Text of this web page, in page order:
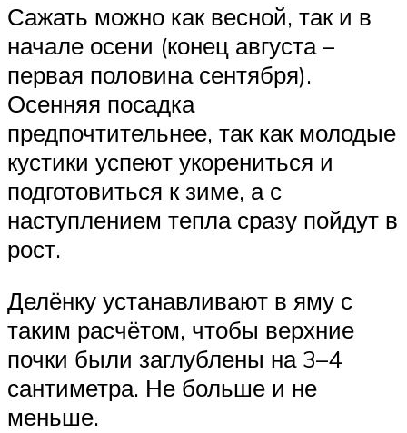
Сажать можно как весной, так и в
начале осени (конец августа –
первая половина сентября).
Осенняя посадка
предпочтительнее, так как молодые
кустики успеют укорениться и
подготовиться к зиме, а с
наступлением тепла сразу пойдут в
рост.
Делёнку устанавливают в яму с
таким расчётом, чтобы верхние
почки были заглублены на 3–4
сантиметра. Не больше и не
меньше.